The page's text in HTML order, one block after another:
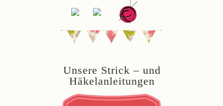
Unsere Strick – und
Häkelanleitungen